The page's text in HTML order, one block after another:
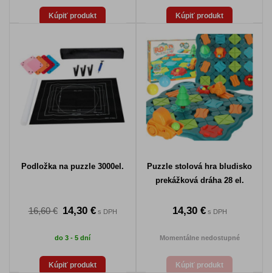
Kúpiť produkt Kúpiť produkt
Podložka na puzzle 3000el.
16,60 € 14,30 €s DPH
do 3 - 5 dní
Kúpiť produkt
Puzzle stolová hra bludisko
prekážková dráha 28 el.
14,30 €s DPH
Momentálne nedostupné
Kúpiť produkt